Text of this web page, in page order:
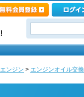
エンジン > エンジンオイル交換